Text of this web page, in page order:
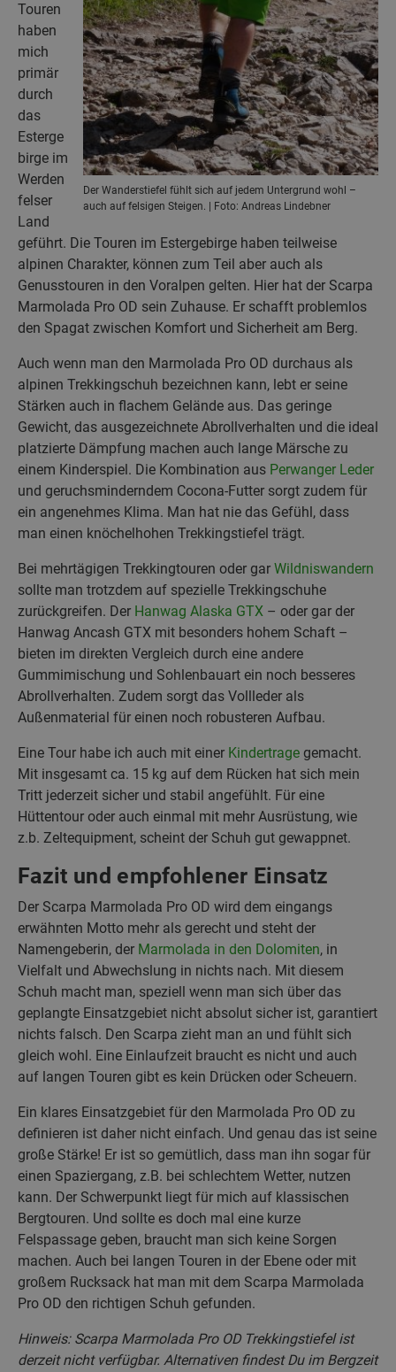
Der Wanderstiefel fühlt sich auf jedem Untergrund wohl –
auch auf felsigen Steigen. | Foto: Andreas Lindebner
Touren
haben
mich
primär
durch
das
Esterge
birge im
Werden
felser
Land
geführt. Die Touren im Estergebirge haben teilweise
alpinen Charakter, können zum Teil aber auch als
Genusstouren in den Voralpen gelten. Hier hat der Scarpa
Marmolada Pro OD sein Zuhause. Er schafft problemlos
den Spagat zwischen Komfort und Sicherheit am Berg.
Auch wenn man den Marmolada Pro OD durchaus als
alpinen Trekkingschuh bezeichnen kann, lebt er seine
Stärken auch in flachem Gelände aus. Das geringe
Gewicht, das ausgezeichnete Abrollverhalten und die ideal
platzierte Dämpfung machen auch lange Märsche zu
einem Kinderspiel. Die Kombination aus Perwanger Leder
und geruchsminderndem Cocona-Futter sorgt zudem für
ein angenehmes Klima. Man hat nie das Gefühl, dass
man einen knöchelhohen Trekkingstiefel trägt.
Bei mehrtägigen Trekkingtouren oder gar Wildniswandern
sollte man trotzdem auf spezielle Trekkingschuhe
zurückgreifen. Der Hanwag Alaska GTX – oder gar der
Hanwag Ancash GTX mit besonders hohem Schaft –
bieten im direkten Vergleich durch eine andere
Gummimischung und Sohlenbauart ein noch besseres
Abrollverhalten. Zudem sorgt das Vollleder als
Außenmaterial für einen noch robusteren Aufbau.
Eine Tour habe ich auch mit einer Kindertrage gemacht.
Mit insgesamt ca. 15 kg auf dem Rücken hat sich mein
Tritt jederzeit sicher und stabil angefühlt. Für eine
Hüttentour oder auch einmal mit mehr Ausrüstung, wie
z.b. Zeltequipment, scheint der Schuh gut gewappnet.
Fazit und empfohlener Einsatz
Der Scarpa Marmolada Pro OD wird dem eingangs
erwähnten Motto mehr als gerecht und steht der
Namengeberin, der Marmolada in den Dolomiten, in
Vielfalt und Abwechslung in nichts nach. Mit diesem
Schuh macht man, speziell wenn man sich über das
geplangte Einsatzgebiet nicht absolut sicher ist, garantiert
nichts falsch. Den Scarpa zieht man an und fühlt sich
gleich wohl. Eine Einlaufzeit braucht es nicht und auch
auf langen Touren gibt es kein Drücken oder Scheuern.
Ein klares Einsatzgebiet für den Marmolada Pro OD zu
definieren ist daher nicht einfach. Und genau das ist seine
große Stärke! Er ist so gemütlich, dass man ihn sogar für
einen Spaziergang, z.B. bei schlechtem Wetter, nutzen
kann. Der Schwerpunkt liegt für mich auf klassischen
Bergtouren. Und sollte es doch mal eine kurze
Felspassage geben, braucht man sich keine Sorgen
machen. Auch bei langen Touren in der Ebene oder mit
großem Rucksack hat man mit dem Scarpa Marmolada
Pro OD den richtigen Schuh gefunden.
Hinweis: Scarpa Marmolada Pro OD Trekkingstiefel ist
derzeit nicht verfügbar. Alternativen findest Du im Bergzeit